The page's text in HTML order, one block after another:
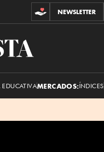
CONTRIBUCIONES
NEWSLETTER
MERCADOS:ÍNDICES